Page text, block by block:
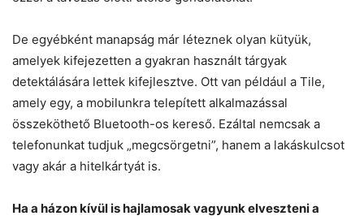
De egyébként manapság már léteznek olyan kütyük,
amelyek kifejezetten a gyakran használt tárgyak
detektálására lettek kifejlesztve. Ott van például a Tile,
amely egy, a mobilunkra telepített alkalmazással
összeköthető Bluetooth-os kereső. Ezáltal nemcsak a
telefonunkat tudjuk „megcsörgetni”, hanem a lakáskulcsot
vagy akár a hitelkártyát is.
Ha a házon kívül is hajlamosak vagyunk elveszteni a